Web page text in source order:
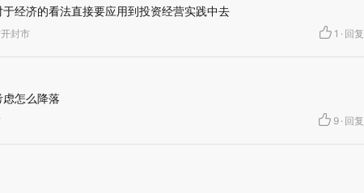
经济的看法直接要应用到投资经营实践中去
封市 1 · 回复
怎么降落
9 · 回复